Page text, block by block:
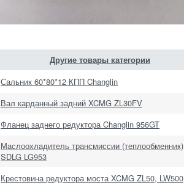
Другие товары категории
Сальник 60*80*12 КПП Changlin
Вал карданный задний XCMG ZL30FV
Фланец заднего редуктора Changlin 956GT
Маслоохладитель трансмиссии (теплообменник)
SDLG LG953
Крестовина редуктора моста XCMG ZL50, LW500